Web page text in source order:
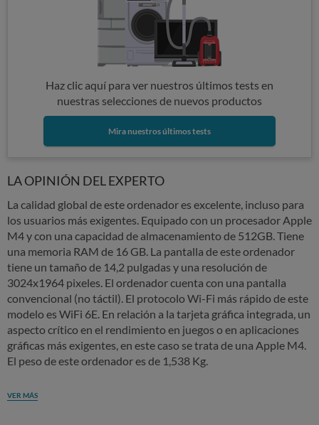
Haz clic aquí para ver nuestros últimos tests en
nuestras selecciones de nuevos productos
Mira nuestros últimos tests
LA OPINIÓN DEL EXPERTO
La calidad global de este ordenador es excelente, incluso para
los usuarios más exigentes. Equipado con un procesador Apple
M4 y con una capacidad de almacenamiento de 512GB. Tiene
una memoria RAM de 16 GB. La pantalla de este ordenador
tiene un tamaño de 14,2 pulgadas y una resolución de
3024x1964 pixeles. El ordenador cuenta con una pantalla
convencional (no táctil). El protocolo Wi-Fi más rápido de este
modelo es WiFi 6E. En relación a la tarjeta gráfica integrada, un
aspecto crítico en el rendimiento en juegos o en aplicaciones
gráficas más exigentes, en este caso se trata de una Apple M4.
El peso de este ordenador es de 1,538 Kg.
VER MÁS